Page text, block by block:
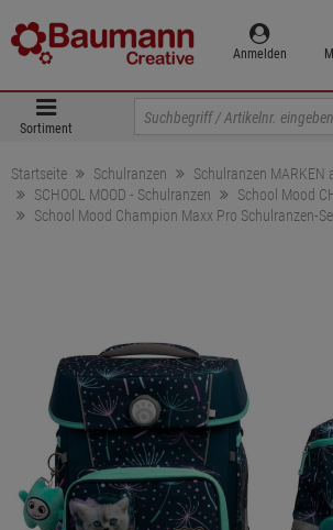
Anmelden
Sortiment
Startseite Schulranzen
Schulranzen MARKEN
SCHOOL MOOD - Schulranzen
School Mood
School Mood Champion Maxx Pro Schulranzen-